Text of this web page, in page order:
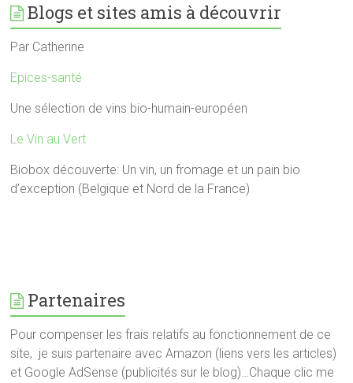
Blogs et sites amis à découvrir
Par Catherine
Epices-santé
Une sélection de vins bio-humain-européen
Le Vin au Vert
Biobox découverte: Un vin, un fromage et un pain bio
d’exception (Belgique et Nord de la France)
Partenaires
Pour compenser les frais relatifs au fonctionnement de ce
site, je suis partenaire avec Amazon (liens vers les articles)
et Google AdSense (publicités sur le blog)…Chaque clic me